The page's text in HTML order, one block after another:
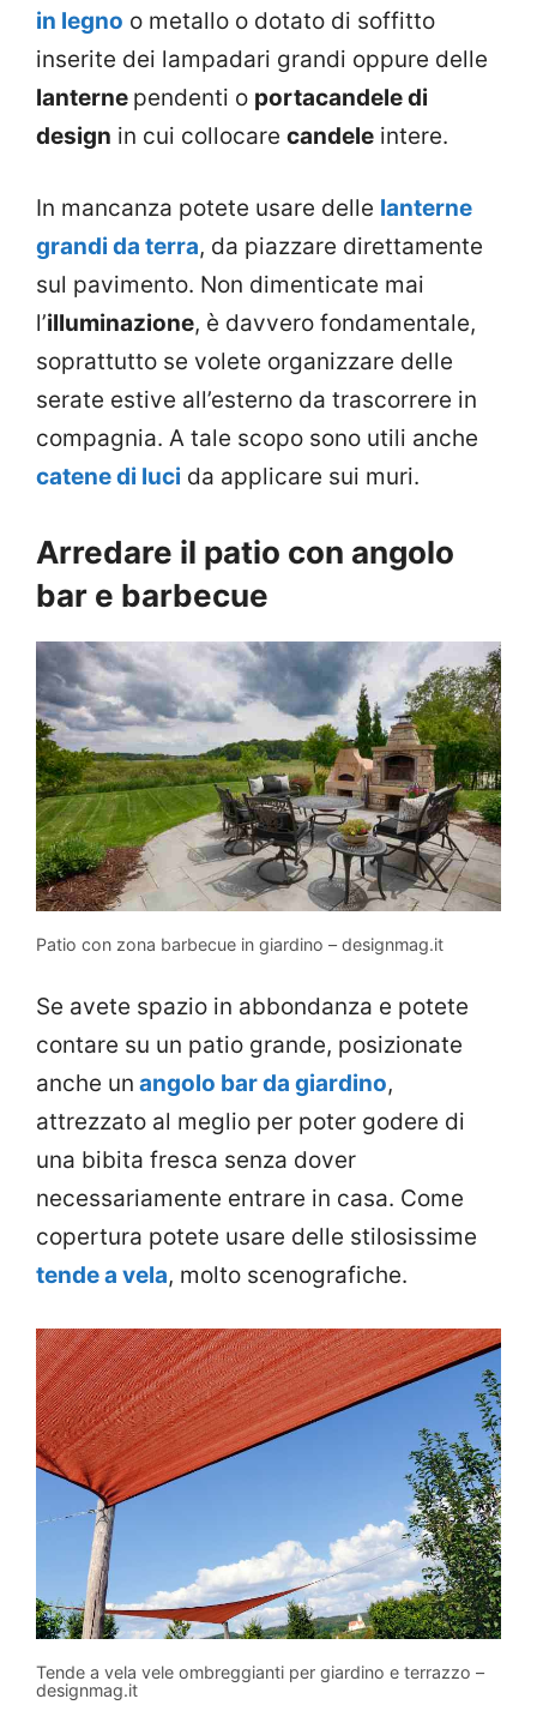
in legno o metallo o dotato di soffitto
inserite dei lampadari grandi oppure delle
lanterne pendenti o portacandele di
design in cui collocare candele intere.
In mancanza potete usare delle lanterne
grandi da terra, da piazzare direttamente
sul pavimento. Non dimenticate mai
l’illuminazione, è davvero fondamentale,
soprattutto se volete organizzare delle
serate estive all’esterno da trascorrere in
compagnia. A tale scopo sono utili anche
catene di luci da applicare sui muri.
Arredare il patio con angolo
bar e barbecue
Patio con zona barbecue in giardino – designmag.it
Se avete spazio in abbondanza e potete
contare su un patio grande, posizionate
anche un angolo bar da giardino,
attrezzato al meglio per poter godere di
una bibita fresca senza dover
necessariamente entrare in casa. Come
copertura potete usare delle stilosissime
tende a vela, molto scenografiche.
Tende a vela vele ombreggianti per giardino e terrazzo –
designmag.it